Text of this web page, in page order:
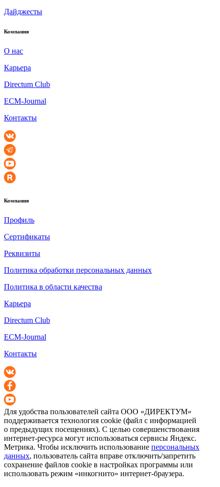
Дайджесты
Компания
О нас
Карьера
Directum Club
ECM-Journal
Контакты
Компания
Профиль
Сертификаты
Реквизиты
Политика обработки персональных данных
Политика в области качества
Карьера
Directum Club
ECM-Journal
Контакты
Для удобства пользователей сайта ООО «ДИРЕКТУМ»
поддерживается технология cookie (файл с информацией
о предыдущих посещениях). С целью совершенствования
интернет-ресурса могут использоваться сервисы Яндекс.
Метрика. Чтобы исключить использование персональных
данных, пользователь сайта вправе отключить/запретить
сохранение файлов cookie в настройках программы или
использовать режим «инкогнито» интернет-браузера.